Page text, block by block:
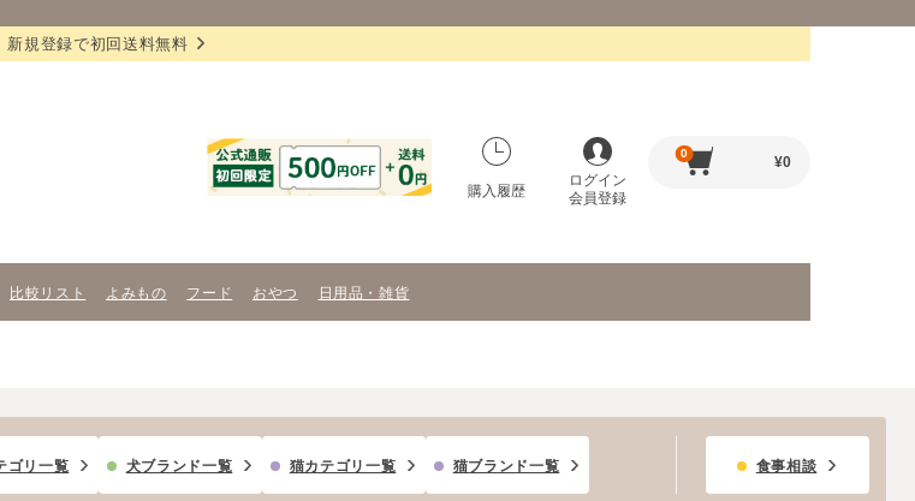
新規登録で初回送料無料
購入履歴
ログイン
会員登録
0
¥0
比較リスト よみもの フード おやつ 日用品・雑貨
ゴリ一覧 犬ブランド一覧 猫カテゴリ一覧 猫ブランド一覧 食事相談